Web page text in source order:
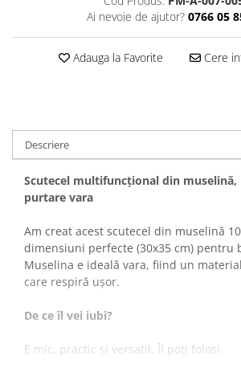
Ai nevoie de ajutor? 0766 05
Adauga la Favorite Cere
Descriere
Scutecel multifuncțional din
purtare vara
Am creat acest scutecel din muselină
dimensiuni perfecte (30x35 cm) pentru
Muselina e ideală vara, fiind un
care respiră ușor.
De ce îl vei iubi?
E mic, practic și versatil. Îl poți folosi